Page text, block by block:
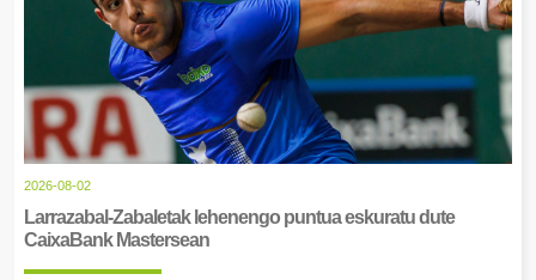
2026-08-02
Larrazabal-Zabaletak lehenengo puntua eskuratu dute
CaixaBank Mastersean